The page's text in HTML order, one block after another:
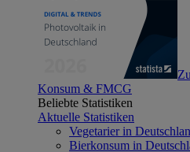
Konsum & FMCG
Beliebte Statistiken
Aktuelle Statistiken
Vegetarier in
Bierkonsum in